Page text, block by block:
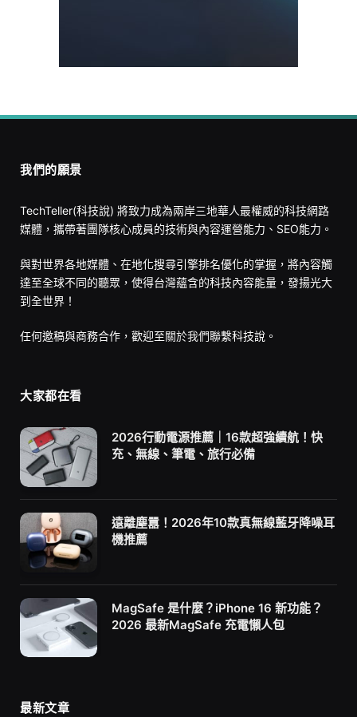
我們的願景
TechTeller(科技說) 將致力成為兩岸三地華人最權威的科技網路
媒體，攜帶著團隊核心成員的技術與內容運營能力、SEO能力。
與對世界各地媒體、在地化搜尋引擎排名優化的掌握，將內容觸
達至全球不同的聽眾，使得台灣蘊含的科技內容能量，發揚光大
到全世界！
任何邀稿與商務合作，歡迎至關於我們聯繫科技說。
大家都在看
2026行動電源推薦｜16款超強續航！快
充、無線、筆電、旅行必備
遠離塵囂！2026年10款真無線藍牙降噪耳
機推薦
MagSafe 是什麼？iPhone 16 新功能？
2026 最新MagSafe 充電懶人包
最新文章